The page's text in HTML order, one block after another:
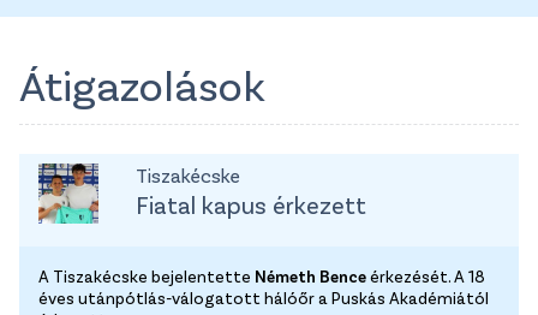
Átigazolások
Tiszakécske
Fiatal kapus érkezett
A Tiszakécske bejelentette Németh Benceérkezését. A 18
éves utánpótlás-válogatott hálóőr a Puskás Akadémiától